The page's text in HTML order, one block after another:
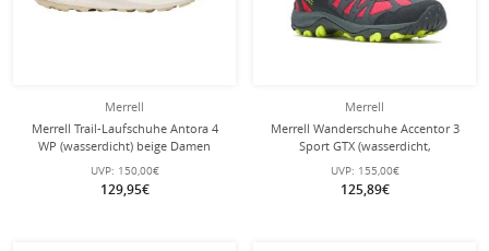
Merrell
Merrell Trail-Laufschuhe Antora 4
WP (wasserdicht) beige Damen
UVP: 150,00€
129,95€
Merrell
Merrell Wanderschuhe Accentor 3
Sport GTX (wasserdicht,
UVP: 155,00€
125,89€